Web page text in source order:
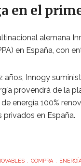
en el
alemana
en España, con
años, Innogy
provendrá de la
energía 100%
en España.
COMPRA